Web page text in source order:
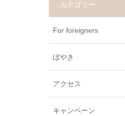
カテゴリー
For foreigners
ぼやき
アクセス
キャンペーン